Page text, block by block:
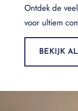
Ontdek de
voor ultiem
BEKIJK